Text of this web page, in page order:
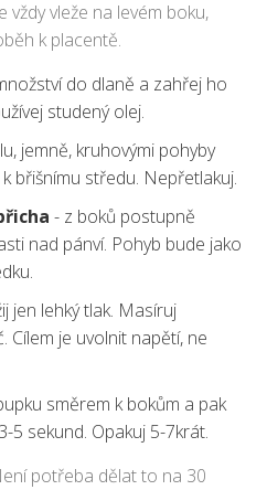
vleže na levém boku,
k placentě.
do dlaně a zahřej ho
studený olej.
jemně, kruhovými pohyby
břišnímu středu. Nepřetlakuj.
- z boků postupně
nad pánví. Pohyb bude jako
jen lehký tlak. Masíruj
Cílem je uvolnit napětí, ne
směrem k bokům a pak
5 sekund. Opakuj 5-7krát.
potřeba dělat to na 30